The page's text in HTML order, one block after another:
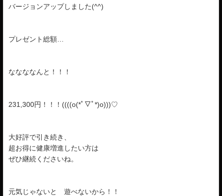
バージョンアップしました(^^)
プレゼント総額…
ななななんと！！！
231,300円！！！((((o(*ﾟ▽ﾟ*)o)))♡
大好評で引き続き、
超お得に健康増進したい方は
ぜひ継続くださいね。
元気じゃないと 遊べないから！！